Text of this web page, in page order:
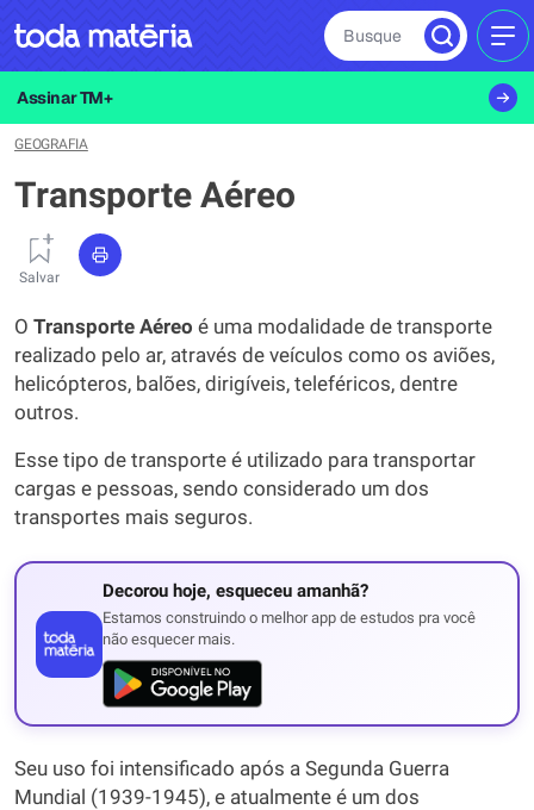
Busque
Assinar TM+
GEOGRAFIA
Transporte Aéreo
Salvar
O Transporte Aéreo é uma modalidade de transporte
realizado pelo ar, através de veículos como os aviões,
helicópteros, balões, dirigíveis, teleféricos, dentre
outros.
Esse tipo de transporte é utilizado para transportar
cargas e pessoas, sendo considerado um dos
transportes mais seguros.
Decorou hoje, esqueceu amanhã?
Estamos construindo o melhor app de estudos pra você
não esquecer mais.
Seu uso foi intensificado após a Segunda Guerra
Mundial (1939-1945), e atualmente é um dos